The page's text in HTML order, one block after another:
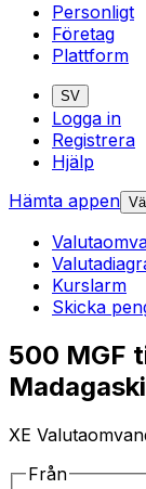
Personligt
Företag
Plattform
SV
Logga in
Registrera
Hjälp
Hämta appen
Kurslarm
Skicka
500 MGF
XE
Från